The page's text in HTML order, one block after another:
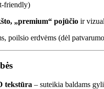
friendly)
„premium“ pojūčio ir
poilsio erdvėms (dėl
tekstūra – suteikia baldams